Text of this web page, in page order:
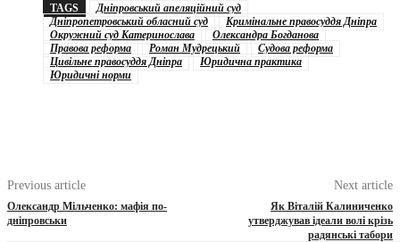
TAGS
Дніпровський апеляційний суд
Дніпропетровський обласний суд
Кримінальне правосуддя Дніпра
Окружний суд Катеринослава
Олександра Богданова
Правова реформа
Роман Мудрецький
Судова реформа
Цивільне правосуддя Дніпра
Юридична практика
Юридичні норми
Previous article
Олександр Мільченко: мафія по-
дніпровськи
Next article
Як Віталій Калиниченко
утверджував ідеали волі крізь
радянські табори